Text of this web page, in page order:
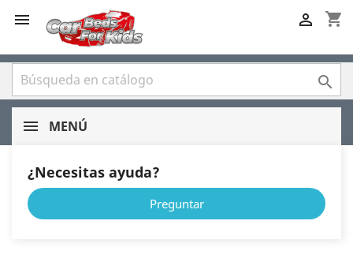
 shopping_cart


MENÚ
¿Necesitas ayuda?
Preguntar